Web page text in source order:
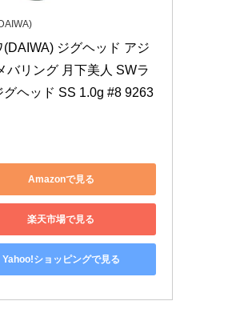
(DAIWA) ジグヘッド アジ
バリング 月下美人 SWラ
グヘッド SS 1.0g #8 9263
Amazonで見る
楽天市場で見る
Yahoo!ショッピングで見る